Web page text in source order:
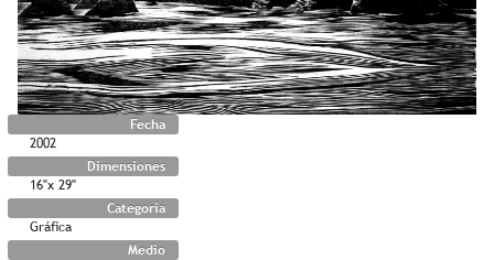
Fecha
2002
Dimensiones
16"x 29"
Categoría
Gráfica
Medio